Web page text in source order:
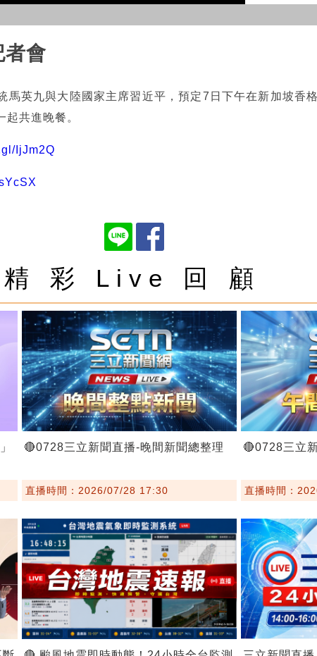
會
馬英九與大陸國家主席習近平，預定7日下午在新加坡香
共進晚餐。
IjJm2Q
精 彩 Live 回 顧
🔴0728三立新聞直播-晚間新聞總整理
直播時間：2026/07/28 17:30
🔴0728三立
直播時間：